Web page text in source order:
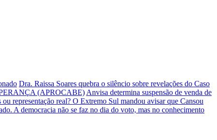
Dra. Raissa Soares quebra o silêncio sobre revelações do Caso
(APROCABE) Anvisa determina suspensão de venda de
representação real? O Extremo Sul mandou avisar que Cansou
A democracia não se faz no dia do voto, mas no conhecimento